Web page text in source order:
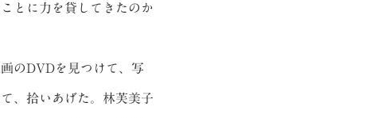
とに力を貸してきたのか
のDVDを見つけて、写
、拾いあげた。林芙美子